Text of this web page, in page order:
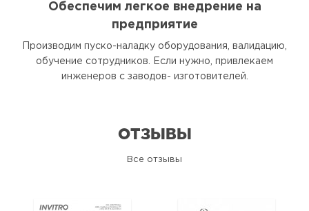
Обеспечим легкое внедрение на
предприятие
Производим пуско-наладку оборудования, валидацию,
обучение сотрудников. Если нужно, привлекаем
инженеров с заводов- изготовителей.
ОТЗЫВЫ
Все отзывы